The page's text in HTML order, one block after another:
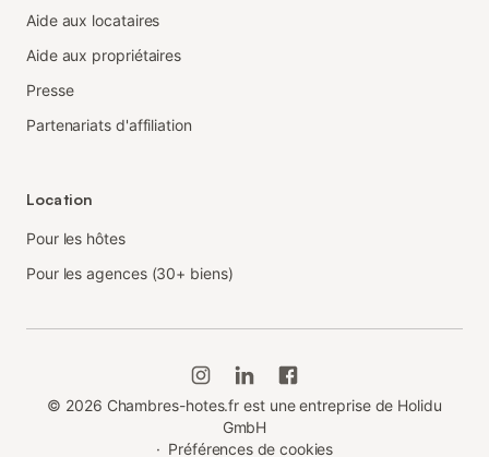
Aide aux locataires
Aide aux propriétaires
Presse
Partenariats d'affiliation
Location
Pour les hôtes
Pour les agences (30+ biens)
© 2026 Chambres-hotes.fr est une entreprise de Holidu
GmbH
· Préférences de cookies